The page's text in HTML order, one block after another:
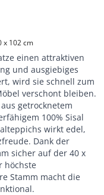
x 102 cm
einen attraktiven
und ausgiebiges
wird sie schnell zum
verschont bleiben.
getrocknetem
100% Sisal
wirkt edel,
Dank der
sicher auf der 40 x
höchste
Stamm macht die